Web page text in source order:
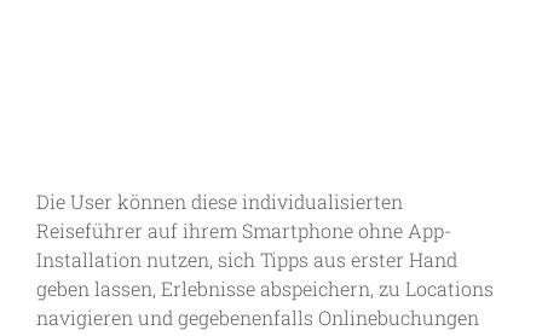
Die User können diese individualisierten
Reiseführer auf ihrem Smartphone ohne App-
Installation nutzen, sich Tipps aus erster Hand
geben lassen, Erlebnisse abspeichern, zu Locations
navigieren und gegebenenfalls Onlinebuchungen